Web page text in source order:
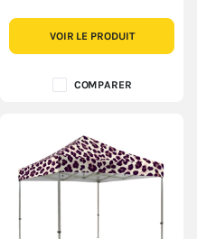
VOIR LE PRODUIT
COMPARER